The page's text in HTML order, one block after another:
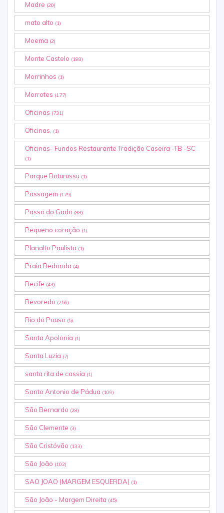
Madre (20)
mato alto (1)
Moema (2)
Monte Castelo (198)
Morrinhos (1)
Morrotes (177)
Oficinas (731)
Oficinas, (1)
Oficinas- Fundos Restaurante Tradição Caseira -TB -SC
(1)
Parque Boturussu (1)
Passagem (179)
Passo do Gado (88)
Pequeno coração (1)
Planalto Paulista (1)
Praia Redonda (4)
Recife (43)
Revoredo (256)
Rio do Pouso (5)
Santa Apolonia (1)
Santa Luzia (7)
santa rita de cassia (1)
Santo Antonio de Pádua (109)
São Bernardo (28)
São Clemente (3)
São Cristóvão (133)
São João (102)
SAO JOAO (MARGEM ESQUERDA) (1)
São João - Margem Direita (45)